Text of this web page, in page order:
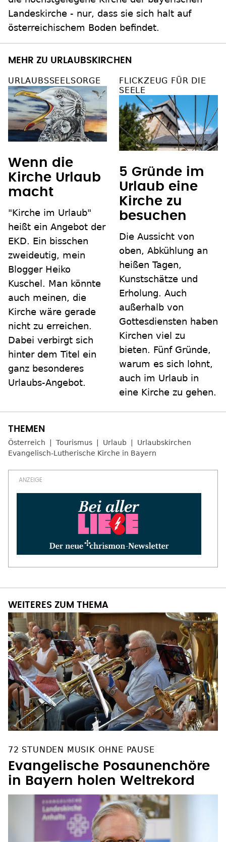
Landeskirche - nur, dass sie sich halt auf
österreichischem Boden befindet.
MEHR ZU URLAUBSKIRCHEN
URLAUBSSEELSORGE
Wenn die
Kirche Urlaub
macht
"Kirche im Urlaub"
heißt ein Angebot der
EKD. Ein bisschen
zweideutig, mein
Blogger Heiko
Kuschel. Man könnte
auch meinen, die
Kirche wäre gerade
nicht zu erreichen.
Dabei verbirgt sich
hinter dem Titel ein
ganz besonderes
Urlaubs-Angebot.
FLICKZEUG FÜR DIE
SEELE
5 Gründe im
Urlaub eine
Kirche zu
besuchen
Die Aussicht von
oben, Abkühlung an
heißen Tagen,
Kunstschätze und
Erholung. Auch
außerhalb von
Gottesdiensten haben
Kirchen viel zu
bieten. Fünf Gründe,
warum es sich lohnt,
auch im Urlaub in
eine Kirche zu gehen.
Österreich Tourismus Urlaub
Urlaubskirchen
Evangelisch-Lutherische Kirche in Bayern
WEITERES ZUM THEMA
72 STUNDEN MUSIK OHNE PAUSE
Evangelische Posaunenchöre
in Bayern holen Weltrekord